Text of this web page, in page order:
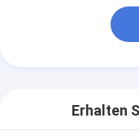
Erhalten